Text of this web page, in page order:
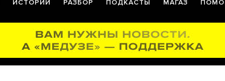
ИСТОРИИ РАЗБОР ПОДКАСТЫ МАГАЗ